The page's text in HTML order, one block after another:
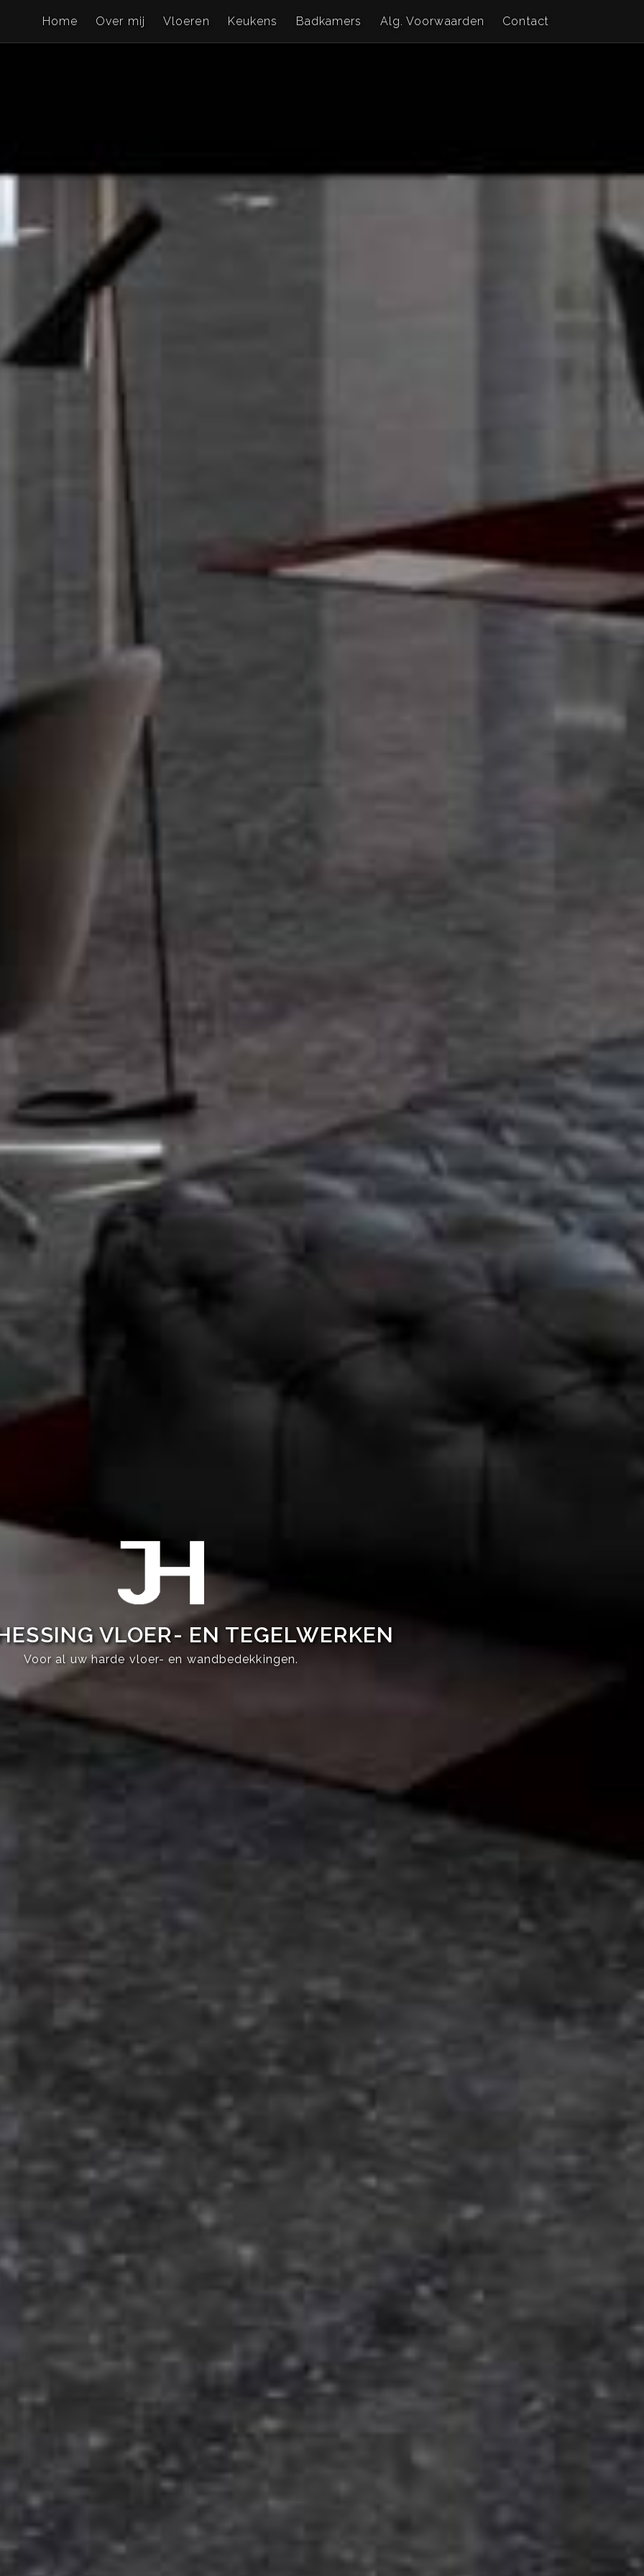
Home Over mij Vloeren Keukens Badkamers Alg. Voorwaarden Contact
VLOER- EN TEGELWERKEN
Voor al uw harde vloer- en wandbedekkingen.